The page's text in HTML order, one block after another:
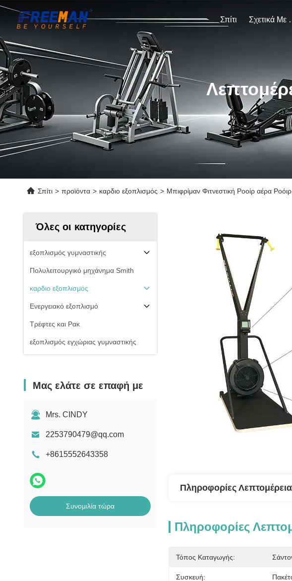
Σπίτι
Σπίτι > προϊόντα > καρδιο εξοπλισμός > Μπιφρίμαν Φιτνεστική Ροοίρ αέρα
Όλες οι κατηγορίες
εξοπλισμός γυμναστικής
Πολυλειτουργικό μηχάνημα Smith
καρδιο εξοπλισμός
Ενεργειακό εξοπλισμό
Τρέφτες και Ρακ
εξοπλισμός εγχώριας γυμναστικής
Μας ελάτε σε επαφή με
Mrs. CINDY
2253790479@qq.com
+8615552643358
Συνομιλία τώρα
Πληροφορίες
Πληροφορίες
Τόπος Καταγωγής:
Συσκευή: